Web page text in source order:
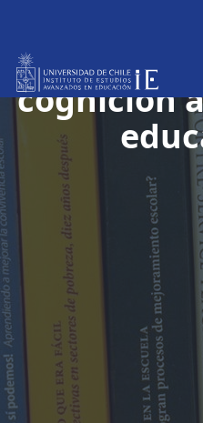
cognición